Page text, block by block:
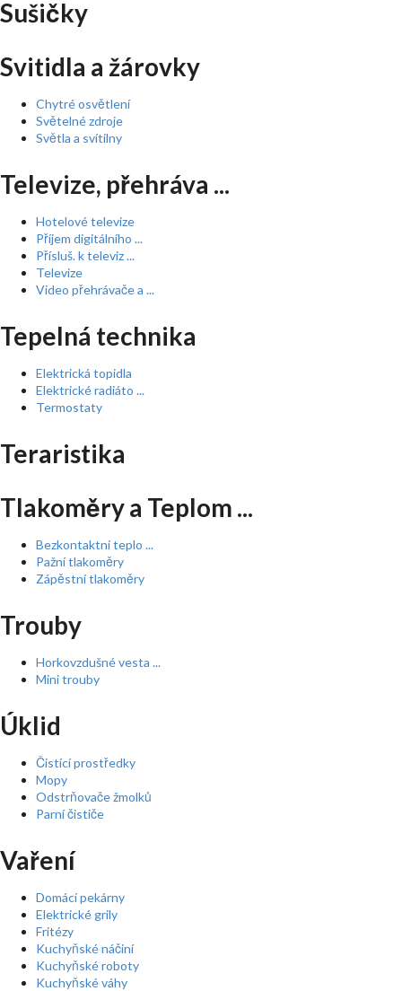
Sušičky
Svitidla a žárovky
Chytré osvětlení
Světelné zdroje
Světla a svítilny
Televize, přehráva ...
Hotelové televize
Příjem digitálního ...
Přísluš. k televiz ...
Televize
Video přehrávače a ...
Tepelná technika
Elektrická topidla
Elektrické radiáto ...
Termostaty
Teraristika
Tlakoměry a Teplom ...
Bezkontaktní teplo ...
Pažní tlakoměry
Zápěstní tlakoměry
Trouby
Horkovzdušné vesta ...
Mini trouby
Úklid
Čistící prostředky
Mopy
Odstrňovače žmolků
Parní čističe
Vaření
Domácí pekárny
Elektrické grily
Fritézy
Kuchyňské náčiní
Kuchyňské roboty
Kuchyňské váhy